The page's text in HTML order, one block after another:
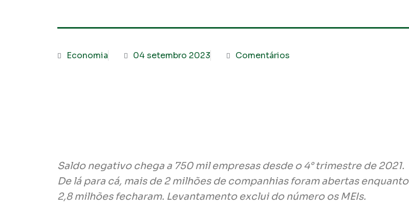
Economia 04 setembro 2023 Comentários
Saldo negativo chega a 750 mil empresas desde o 4° trimestre de 2021.
De lá para cá, mais de 2 milhões de companhias foram abertas enquanto
2,8 milhões fecharam. Levantamento exclui do número os MEIs.